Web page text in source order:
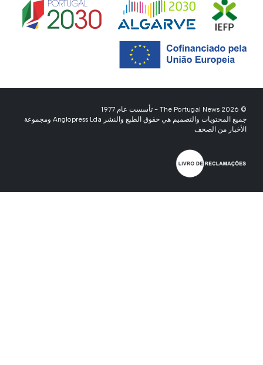
© 2026 The Portugal News - تأسست عام 1977
جميع المحتويات والتصميم هي حقوق الطبع والنشر Anglopress Lda ومجموعة
الأخبار من الصحف